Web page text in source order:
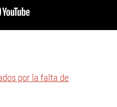
por la falta de